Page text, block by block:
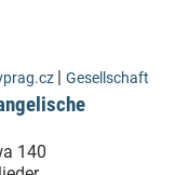
| Gesellschaft
140